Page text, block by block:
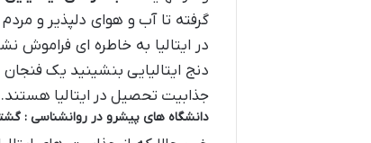
گرفته تا آب و هوای دلپذیر و
در ایتالیا به خاطره ای فراموش
دنج ایتالیایی بنشینید یک
جذابیت تحصیل در ایتالیا هستند.
دانشگاه های پیشرو در روانشناسی :